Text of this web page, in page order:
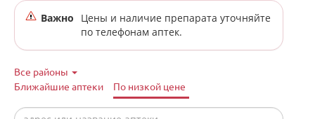
Важно
Цены и наличие препарата уточняйте
по телефонам аптек.
Все районы
Ближайшие аптеки
По низкой цене